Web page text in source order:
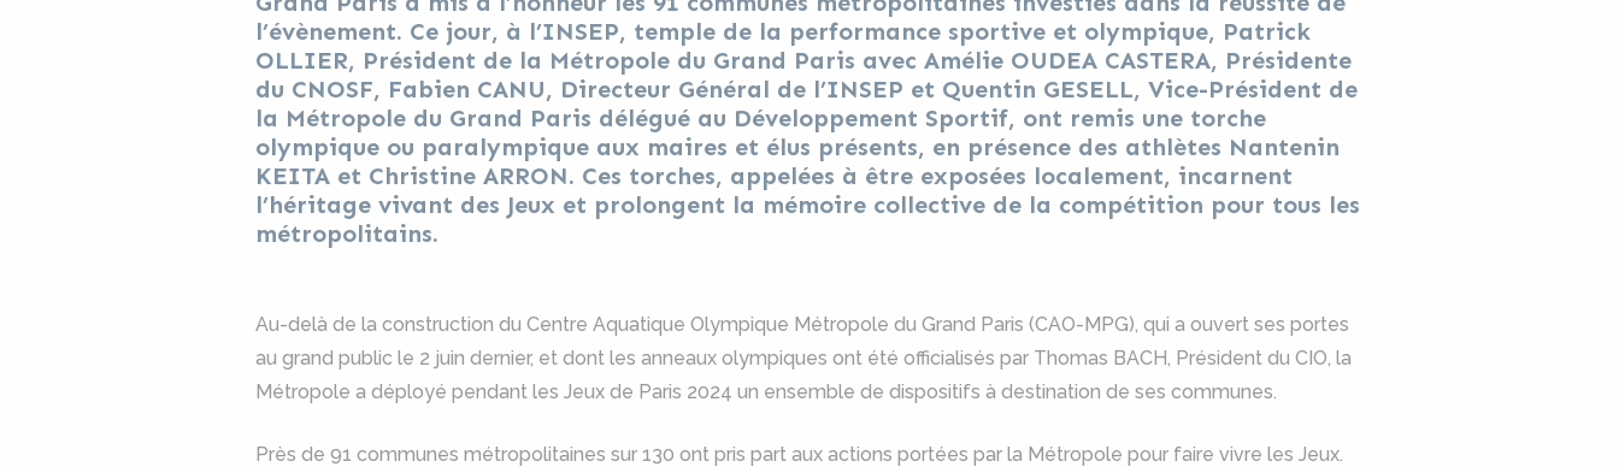
l’évènement. Ce jour, à l’INSEP, temple de la performance sportive et olympique, Patrick
OLLIER, Président de la Métropole du Grand Paris avec Amélie OUDEA CASTERA, Présidente
du CNOSF, Fabien CANU, Directeur Général de l’INSEP et Quentin GESELL, Vice-Président de
la Métropole du Grand Paris délégué au Développement Sportif, ont remis une torche
olympique ou paralympique aux maires et élus présents, en présence des athlètes Nantenin
KEITA et Christine ARRON. Ces torches, appelées à être exposées localement, incarnent
l’héritage vivant des Jeux et prolongent la mémoire collective de la compétition pour tous les
métropolitains.
Au-delà de la construction du Centre Aquatique Olympique Métropole du Grand Paris (CAO-MPG), qui a ouvert ses portes
au grand public le 2 juin dernier, et dont les anneaux olympiques ont été officialisés par Thomas BACH, Président du CIO, la
Métropole a déployé pendant les Jeux de Paris 2024 un ensemble de dispositifs à destination de ses communes.
Près de 91 communes métropolitaines sur 130 ont pris part aux actions portées par la Métropole pour faire vivre les Jeux.